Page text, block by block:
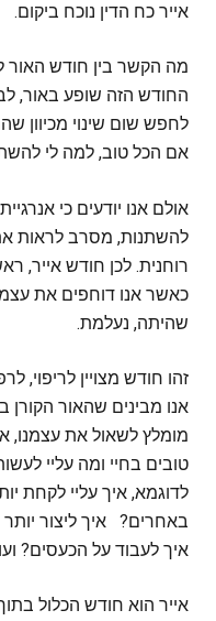
אייר כח הדין נוכח ביקום.
מה הקשר בין חודש האור
החודש הזה שופע באור,
לחפש שום שינוי מכיוון
אם הכל טוב, למה לי
אולם אנו יודעים כי
להשתנות, מסרב לראות
רוחנית. לכן חודש אייר,
כאשר אנו דוחפים את
שהיתה, נעלמת.
זהו חודש מצויין לריפוי,
אנו מבינים שהאור הקורן
מומלץ לשאול את עצמנו,
טובים בחיי ומה עליי
לדוגמא, איך עליי לקחת
באחרים? איך ליצור
איך לעבוד על הכעסים?
אייר הוא חודש הכלול